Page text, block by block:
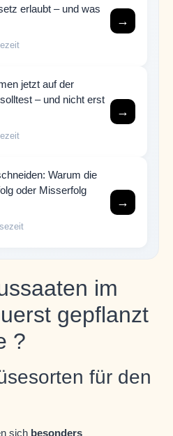
erlaubt – und was
→
jetzt auf der
– und nicht erst
→
Warum die
oder Misserfolg
→
im
gepflanzt
?
für den
sich besonders